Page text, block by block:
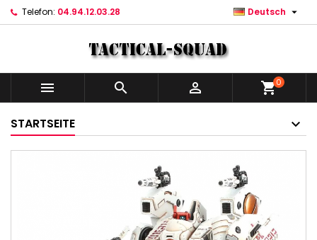
Telefon: 04.94.12.03.28 Deutsch 
   shopping_cart0
STARTSEITE